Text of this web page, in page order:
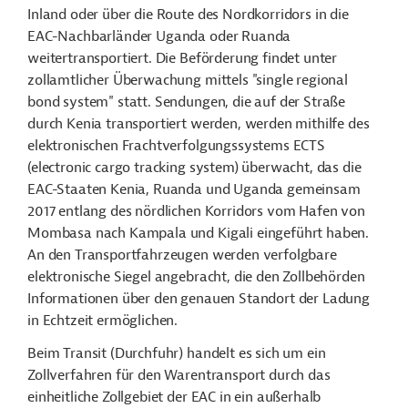
Inland oder über die Route des Nordkorridors in die
EAC-Nachbarländer Uganda oder Ruanda
weitertransportiert. Die Beförderung findet unter
zollamtlicher Überwachung mittels "single regional
bond system" statt. Sendungen, die auf der Straße
durch Kenia transportiert werden, werden mithilfe des
elektronischen Frachtverfolgungssystems ECTS
(electronic cargo tracking system) überwacht, das die
EAC-Staaten Kenia, Ruanda und Uganda gemeinsam
2017 entlang des nördlichen Korridors vom Hafen von
Mombasa nach Kampala und Kigali eingeführt haben.
An den Transportfahrzeugen werden verfolgbare
elektronische Siegel angebracht, die den Zollbehörden
Informationen über den genauen Standort der Ladung
in Echtzeit ermöglichen.
Beim Transit (Durchfuhr) handelt es sich um ein
Zollverfahren für den Warentransport durch das
einheitliche Zollgebiet der EAC in ein außerhalb